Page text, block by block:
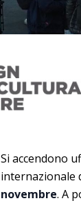
Si accendono
internazionale
novembre. A